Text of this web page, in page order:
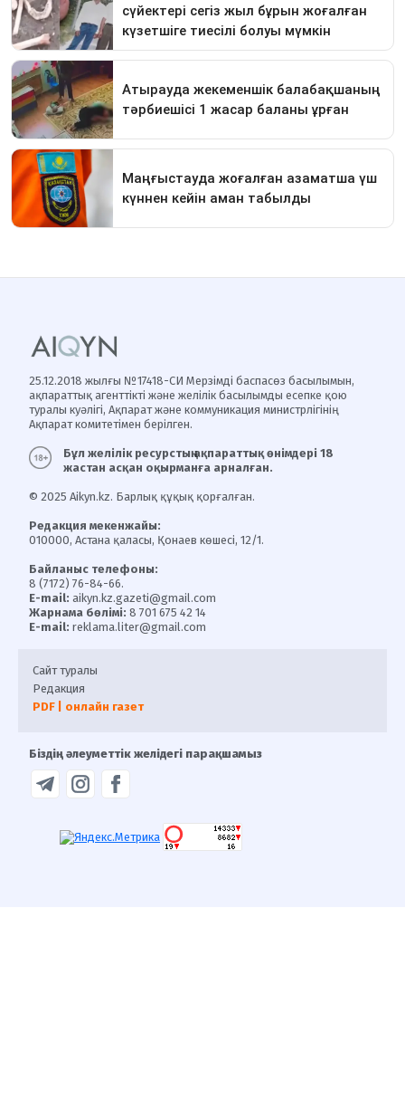
25.12.2018 жылғы №17418-СИ Мерзімді баспасөз басылымын,
ақпараттық агенттікті және желілік басылымды есепке қою
туралы куәлігі, Ақпарат және коммуникация министрлігінің
Ақпарат комитетімен берілген.
Бұл желілік ресурстың ақпараттық өнімдері 18
жастан асқан оқырманға арналған.
© 2025 Aikyn.kz. Барлық құқық қорғалған.
Редакция мекенжайы:
010000, Астана қаласы, Қонаев көшесі, 12/1.
Байланыс телефоны:
8 (7172) 76-84-66.
E-mail: aikyn.kz.gazeti@gmail.com
Жарнама бөлімі: 8 701 675 42 14
E-mail: reklama.liter@gmail.com
Сайт туралы
Редакция
PDF | онлайн газет
Біздің әлеуметтік желідегі парақшамыз